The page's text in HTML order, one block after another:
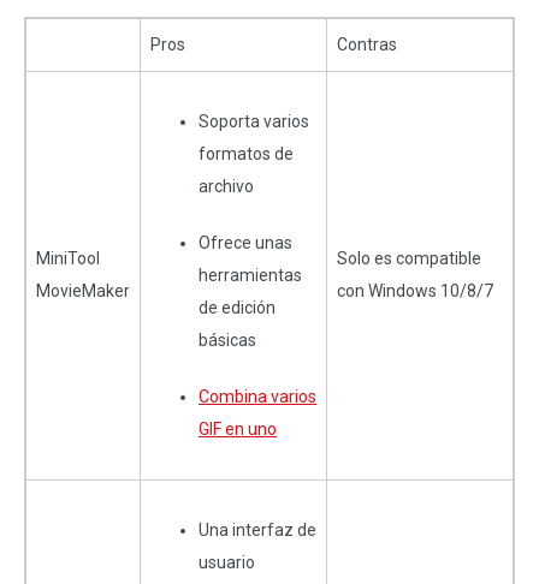
Pros Contras
MiniTool
MovieMaker
Soporta varios
formatos de
archivo
Ofrece unas
herramientas
de edición
básicas
Combina varios
GIF en uno
Solo es compatible
con Windows 10/8/7
Una interfaz de
usuario